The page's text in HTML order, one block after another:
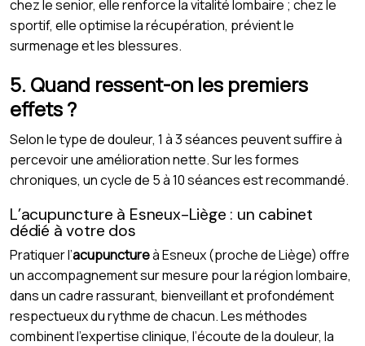
chez le senior, elle renforce la vitalité lombaire ; chez le
sportif, elle optimise la récupération, prévient le
surmenage et les blessures.
5. Quand ressent-on les premiers
effets ?
Selon le type de douleur, 1 à 3 séances peuvent suffire à
percevoir une amélioration nette. Sur les formes
chroniques, un cycle de 5 à 10 séances est recommandé.
L’acupuncture à Esneux-Liège : un cabinet
dédié à votre dos
Pratiquer l’acupunctureà Esneux (proche de Liège) offre
un accompagnement sur mesure pour la région lombaire,
dans un cadre rassurant, bienveillant et profondément
respectueux du rythme de chacun. Les méthodes
combinent l’expertise clinique, l’écoute de la douleur, la